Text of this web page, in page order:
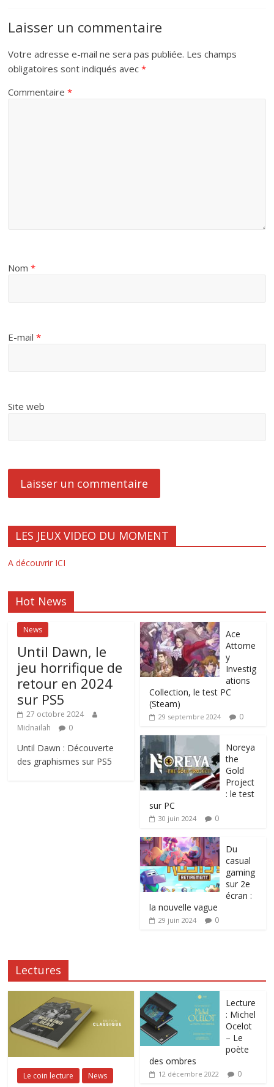
Laisser un commentaire
Votre adresse e-mail ne sera pas publiée. Les champs
obligatoires sont indiqués avec*
Commentaire*
Nom*
E-mail*
Site web
LES JEUX VIDEO DU MOMENT
A découvrir ICI
Hot News
News
Until Dawn, le
jeu horrifique de
retour en 2024
sur PS5
27 octobre 2024
Midnailah
0
Until Dawn : Découverte
des graphismes sur PS5
Ace
Attorne
y
Investig
ations
Collection, le test PC
(Steam)
29 septembre 2024 0
Noreya
the
Gold
Project
: le test
sur PC
30 juin 2024 0
Du
casual
gaming
sur 2e
écran :
la nouvelle vague
29 juin 2024 0
Lectures
Le coin lecture News
Lecture
: Michel
Ocelot
– Le
poète
des ombres
12 décembre 2022 0